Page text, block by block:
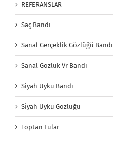
REFERANSLAR
Saç Bandı
Sanal Gerçeklik Gözlüğü Bandı
Sanal Gözlük Vr Bandı
Siyah Uyku Bandı
Siyah Uyku Gözlüğü
Toptan Fular